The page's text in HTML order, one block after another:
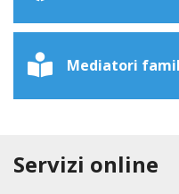
Mediatori
Servizi online